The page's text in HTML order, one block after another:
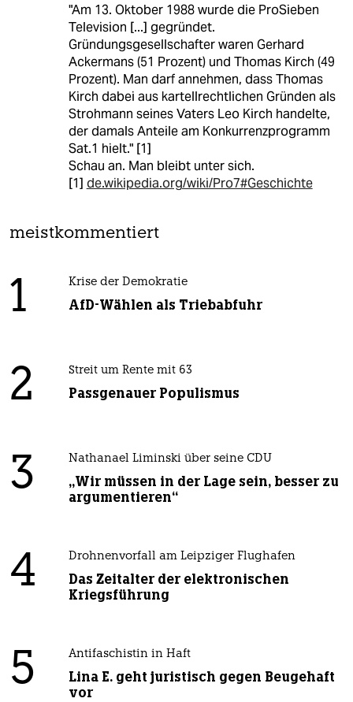
"Am 13. Oktober 1988 wurde die ProSieben
Television [...] gegründet.
Gründungsgesellschafter waren Gerhard
Ackermans (51 Prozent) und Thomas Kirch (49
Prozent). Man darf annehmen, dass Thomas
Kirch dabei aus kartellrechtlichen Gründen als
Strohmann seines Vaters Leo Kirch handelte,
der damals Anteile am Konkurrenzprogramm
Sat.1 hielt." [1]
Schau an. Man bleibt unter sich.
[1] de.wikipedia.org/wiki/Pro7#Geschichte
meistkommentiert
1 Krise der Demokratie
AfD-Wählen als Triebabfuhr
2 Streit um Rente mit 63
Passgenauer Populismus
3 Nathanael Liminski über seine CDU
„Wir müssen in der Lage sein, besser zu
argumentieren“
4 Drohnenvorfall am Leipziger Flughafen
Das Zeitalter der elektronischen
Kriegsführung
5 Antifaschistin in Haft
Lina E. geht juristisch gegen Beugehaft
vor